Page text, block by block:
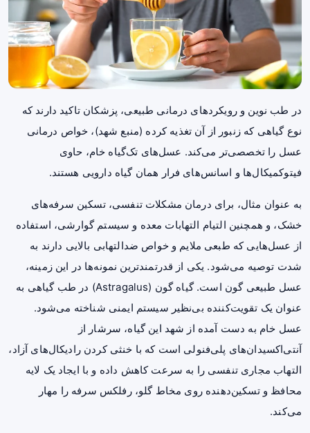
در طب نوین و رویکردهای درمانی طبیعی، پزشکان تاکید دارند که
نوع گیاهی که زنبور از آن تغذیه کرده (منبع شهد)، خواص درمانی
عسل را تخصصی‌تر می‌کند. عسل‌های تک‌گیاه خام، حاوی
فیتوکمیکال‌ها و اسانس‌های فرار همان گیاه دارویی هستند.
به عنوان مثال، برای درمان مشکلات تنفسی، تسکین سرفه‌های
خشک، و همچنین التیام التهابات معده و سیستم گوارشی، استفاده
از عسل‌هایی که طبعی ملایم و خواص ضدالتهابی بالایی دارند به
شدت توصیه می‌شود. یکی از قدرتمندترین نمونه‌ها در این زمینه،
عسل طبیعی گون
است. گیاه گون (Astragalus) در طب گیاهی به
عنوان یک تقویت‌کننده بی‌نظیر سیستم ایمنی شناخته می‌شود.
عسل خام به دست آمده از شهد این گیاه، سرشار از
آنتی‌اکسیدان‌های پلی‌فنولی است که با خنثی کردن رادیکال‌های آزاد،
التهاب مجاری تنفسی را به سرعت کاهش داده و با ایجاد یک لایه
محافظ و تسکین‌دهنده روی مخاط گلو، رفلکس سرفه را مهار
می‌کند.